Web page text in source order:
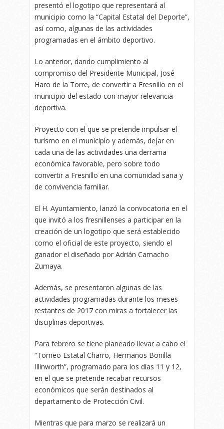
presentó el logotipo que representará al
municipio como la “Capital Estatal del Deporte”,
así como, algunas de las actividades
programadas en el ámbito deportivo.
Lo anterior, dando cumplimiento al
compromiso del Presidente Municipal, José
Haro de la Torre, de convertir a Fresnillo en el
municipio del estado con mayor relevancia
deportiva.
Proyecto con el que se pretende impulsar el
turismo en el municipio y además, dejar en
cada una de las actividades una derrama
económica favorable, pero sobre todo
convertir a Fresnillo en una comunidad sana y
de convivencia familiar.
El H. Ayuntamiento, lanzó la convocatoria en el
que invitó a los fresnillenses a participar en la
creación de un logotipo que será establecido
como el oficial de este proyecto, siendo el
ganador el diseñado por Adrián Camacho
Zumaya.
Además, se presentaron algunas de las
actividades programadas durante los meses
restantes de 2017 con miras a fortalecer las
disciplinas deportivas.
Para febrero se tiene planeado llevar a cabo el
“Torneo Estatal Charro, Hermanos Bonilla
Illinworth”, programado para los días 11 y 12,
en el que se pretende recabar recursos
económicos que serán destinados al
departamento de Protección Civil.
Mientras que para marzo se realizará un